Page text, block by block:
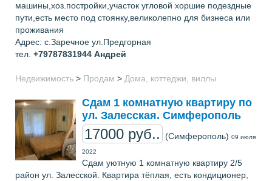
машины,хоз.постройки,участок угловой хоршие подездные
пути,есть место под стоянку,великолепно для бизнеса или
проживания
Адрес: с.Заречное ул.Предгорная
тел. +79787831944 Андрей
Недвижимость > Продам > Дома, коттеджи, виллы
Сдам 1 комнатную квартиру по
ул. Залесская. Симферополь
17000 руб.. (Симферополь) 09 июля
2022
Сдам уютную 1 комнатную квартиру 2/5
район ул. Залесской. Квартира тёплая, есть кондиционер,